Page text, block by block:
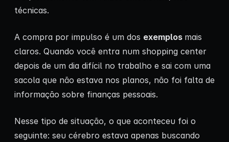
técnicas.
A compra por impulso é um dos exemplos mais
claros. Quando você entra num shopping center
depois de um dia difícil no trabalho e sai com uma
sacola que não estava nos planos, não foi falta de
informação sobre finanças pessoais.
Nesse tipo de situação, o que aconteceu foi o
seguinte: seu cérebro estava apenas buscando